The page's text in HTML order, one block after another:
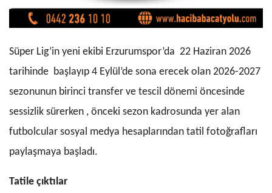
Süper Lig’in yeni ekibi Erzurumspor’da 22 Haziran 2026
tarihinde başlayıp 4 Eylül’de sona erecek olan 2026-2027
sezonunun birinci transfer ve tescil dönemi öncesinde
sessizlik sürerken , önceki sezon kadrosunda yer alan
futbolcular sosyal medya hesaplarından tatil fotoğrafları
paylaşmaya başladı.
Tatile çıktılar